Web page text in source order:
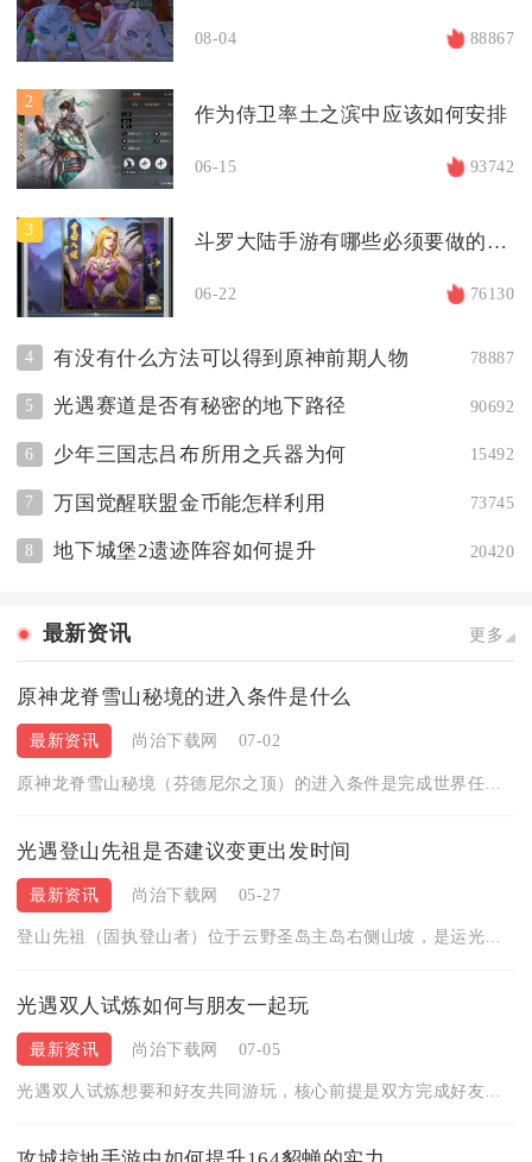
08-04 88867
2
作为侍卫率土之滨中应该如何安排
06-15 93742
3
斗罗大陆手游有哪些必须要做的任务
06-22 76130
4 有没有什么方法可以得到原神前期人物 78887
5 光遇赛道是否有秘密的地下路径 90692
6 少年三国志吕布所用之兵器为何 15492
7 万国觉醒联盟金币能怎样利用 73745
8 地下城堡2遗迹阵容如何提升 20420
最新资讯 更多
原神龙脊雪山秘境的进入条件是什么
最新资讯 尚治下载网 07-02
光遇登山先祖是否建议变更出发时间
最新资讯 尚治下载网 05-27
登山先祖（固执登山者）位于云野圣岛主岛右侧山坡，是运光收集型...
光遇双人试炼如何与朋友一起玩
最新资讯 尚治下载网 07-05
光遇双人试炼想要和好友共同游玩，核心前提是双方完成好友基础互...